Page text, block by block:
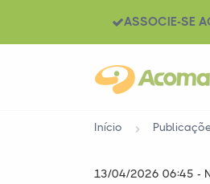
ASSOCIE-SE
Início
13/04/2026 06:45 -